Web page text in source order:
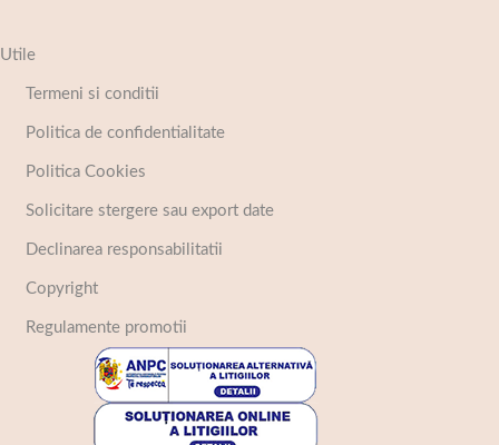
Utile
Termeni si conditii
Politica de confidentialitate
Politica Cookies
Solicitare stergere sau export date
Declinarea responsabilitatii
Copyright
Regulamente promotii